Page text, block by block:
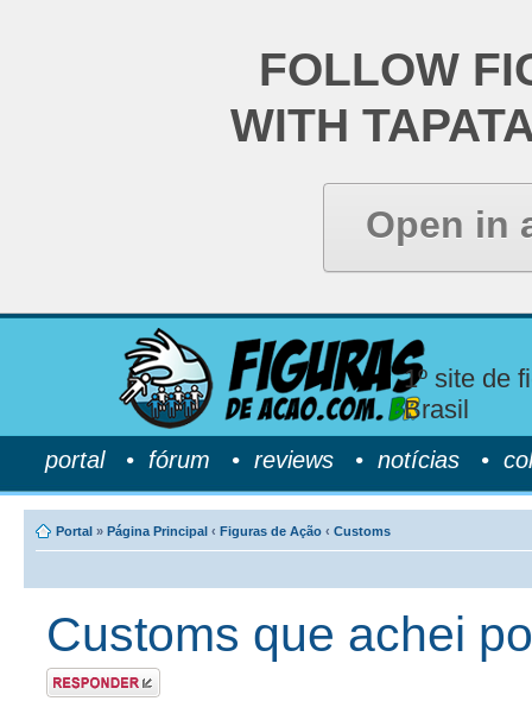
FOLLOW
WITH
Open in
1º site de
Brasil
portal• fórum • reviews • notícias •
Portal » Página Principal ‹ Figuras de Ação ‹ Customs
Customs que achei
Postar uma
resposta